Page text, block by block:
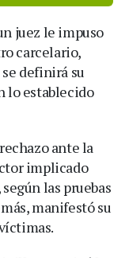
juez le impuso
carcelario,
definirá su
lo establecido
ante la
implicado
las pruebas
manifestó su